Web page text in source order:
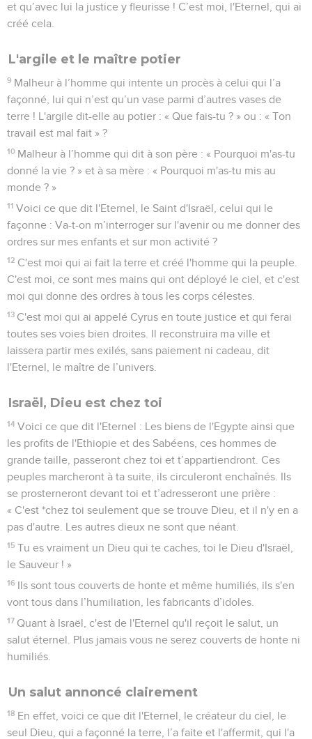
et qu’avec lui la justice y fleurisse ! C’est moi, l'Eternel, qui ai
créé cela.
L'argile et le maître potier
9 Malheur à l’homme qui intente un procès à celui qui l’a
façonné, lui qui n’est qu’un vase parmi d’autres vases de
terre ! L'argile dit-elle au potier : « Que fais-tu ? » ou : « Ton
travail est mal fait » ?
10 Malheur à l’homme qui dit à son père : « Pourquoi m'as-tu
donné la vie ? » et à sa mère : « Pourquoi m'as-tu mis au
monde ? »
11 Voici ce que dit l'Eternel, le Saint d'Israël, celui qui le
façonne : Va-t-on m’interroger sur l'avenir ou me donner des
ordres sur mes enfants et sur mon activité ?
12 C'est moi qui ai fait la terre et créé l'homme qui la peuple.
C'est moi, ce sont mes mains qui ont déployé le ciel, et c'est
moi qui donne des ordres à tous les corps célestes.
13 C'est moi qui ai appelé Cyrus en toute justice et qui ferai
toutes ses voies bien droites. Il reconstruira ma ville et
laissera partir mes exilés, sans paiement ni cadeau, dit
l'Eternel, le maître de l’univers.
Israël, Dieu est chez toi
14 Voici ce que dit l'Eternel : Les biens de l'Egypte ainsi que
les profits de l'Ethiopie et des Sabéens, ces hommes de
grande taille, passeront chez toi et t’appartiendront. Ces
peuples marcheront à ta suite, ils circuleront enchaînés. Ils
se prosterneront devant toi et t’adresseront une prière :
« C'est *chez toi seulement que se trouve Dieu, et il n'y en a
pas d'autre. Les autres dieux ne sont que néant.
15 Tu es vraiment un Dieu qui te caches, toi le Dieu d'Israël,
le Sauveur ! »
16 Ils sont tous couverts de honte et même humiliés, ils s'en
vont tous dans l’humiliation, les fabricants d’idoles.
17 Quant à Israël, c'est de l'Eternel qu'il reçoit le salut, un
salut éternel. Plus jamais vous ne serez couverts de honte ni
humiliés.
Un salut annoncé clairement
18 En effet, voici ce que dit l'Eternel, le créateur du ciel, le
seul Dieu, qui a façonné la terre, l’a faite et l'affermit, qui l'a